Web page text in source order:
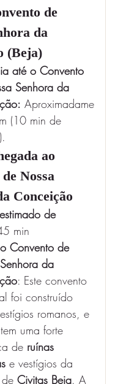
de
da
(Beja)
até o Convento
Senhora da
Aproximadame
(10 min de
ao
Nossa
Conceição
de
min
Convento de
da
: Este convento
foi construído
romanos, e
uma forte
de ruínas
e vestígios da
Civitas Beja. A